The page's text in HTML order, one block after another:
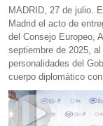
MADRID, 27 de julio.
Madrid el acto de
del Consejo Europeo,
septiembre de 2025,
personalidades del
cuerpo diplomático